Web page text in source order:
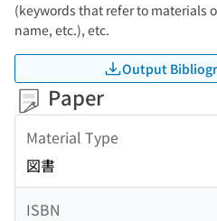
(keywords that refer to materials
name, etc.), etc.
Output
Paper
Material Type
図書
ISBN